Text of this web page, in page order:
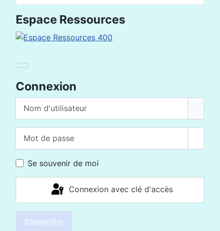
Espace Ressources
Connexion
Se souvenir de moi
Connexion avec clé d'accès
S'identifier